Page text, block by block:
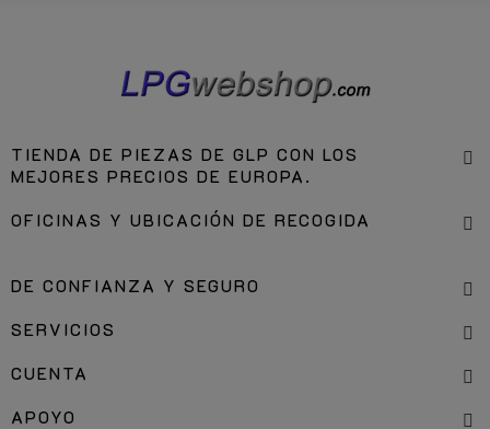
TIENDA DE PIEZAS DE GLP CON LOS
MEJORES PRECIOS DE EUROPA.
OFICINAS Y UBICACIÓN DE RECOGIDA
DE CONFIANZA Y SEGURO
SERVICIOS
CUENTA
APOYO